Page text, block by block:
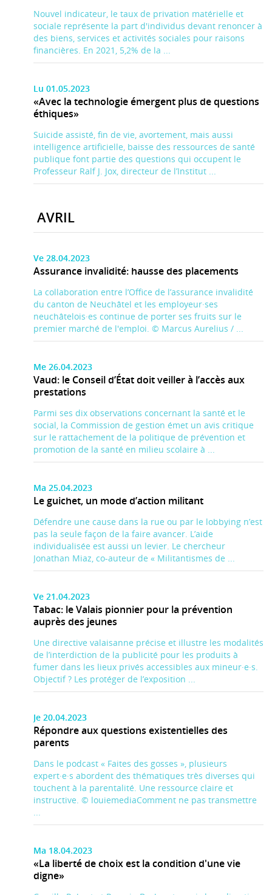
Nouvel indicateur, le taux de privation matérielle et
sociale représente la part d'individus devant renoncer à
des biens, services et activités sociales pour raisons
financières. En 2021, 5,2% de la ...
Lu 01.05.2023
«Avec la technologie émergent plus de questions
éthiques»
Suicide assisté, fin de vie, avortement, mais aussi
intelligence artificielle, baisse des ressources de santé
publique font partie des questions qui occupent le
Professeur Ralf J. Jox, directeur de l’Institut ...
AVRIL
Ve 28.04.2023
Assurance invalidité: hausse des placements
La collaboration entre l’Office de l’assurance invalidité
du canton de Neuchâtel et les employeur·ses
neuchâtelois·es continue de porter ses fruits sur le
premier marché de l'emploi. © Marcus Aurelius / ...
Me 26.04.2023
Vaud: le Conseil d’État doit veiller à l’accès aux
prestations
Parmi ses dix observations concernant la santé et le
social, la Commission de gestion émet un avis critique
sur le rattachement de la politique de prévention et
promotion de la santé en milieu scolaire à ...
Ma 25.04.2023
Le guichet, un mode d’action militant
Défendre une cause dans la rue ou par le lobbying n’est
pas la seule façon de la faire avancer. L’aide
individualisée est aussi un levier. Le chercheur
Jonathan Miaz, co-auteur de « Militantismes de ...
Ve 21.04.2023
Tabac: le Valais pionnier pour la prévention
auprès des jeunes
Une directive valaisanne précise et illustre les modalités
de l’interdiction de la publicité pour les produits à
fumer dans les lieux privés accessibles aux mineur·e·s.
Objectif ? Les protéger de l’exposition ...
Je 20.04.2023
Répondre aux questions existentielles des
parents
Dans le podcast « Faites des gosses », plusieurs
expert·e·s abordent des thématiques très diverses qui
touchent à la parentalité. Une ressource claire et
instructive. © louiemediaComment ne pas transmettre
...
Ma 18.04.2023
«La liberté de choix est la condition d'une vie
digne»